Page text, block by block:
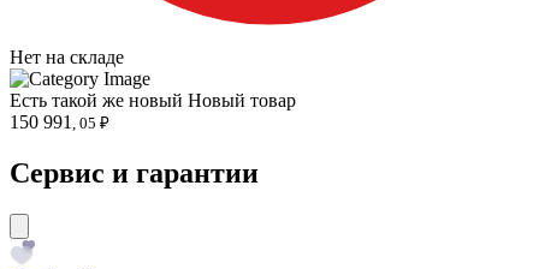
Нет на складе
Есть такой же новый Новый товар
150 991 , 05 ₽
Сервис и гарантии